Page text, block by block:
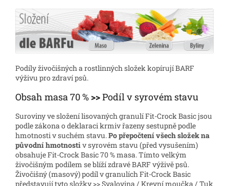
Podíly živočišných a rostlinných složek kopírují BARF
výživu pro zdraví psů.
Obsah masa 70 % >>Podíl v syrovém stavu
Suroviny ve složení lisovaných granulí Fit-Crock Basic jsou
podle zákona o deklaraci krmiv řazeny sestupně podle
hmotnosti v suchém stavu. Po přepočtení všech složek na
původní hmotnosti v syrovém stavu (před vysušením)
obsahuje Fit-Crock Basic 70 % masa. Tímto velkým
živočišným podílem se blíží zdravé BARF výživě psů.
Živočišný (masový) podíl v granulích Fit-Crock Basic
představují tyto složky >> Svalovina / Krevní moučka / Tuk